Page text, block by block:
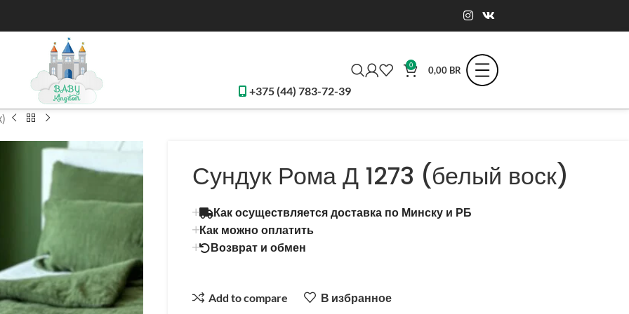
+375 (44) 783-72-39
0 0,00 BR
Сундук Рома Д 1273 (белый воск)
Как осуществляется доставка по Минску и РБ
Как можно оплатить
Возврат и обмен
Add to compare В избранное